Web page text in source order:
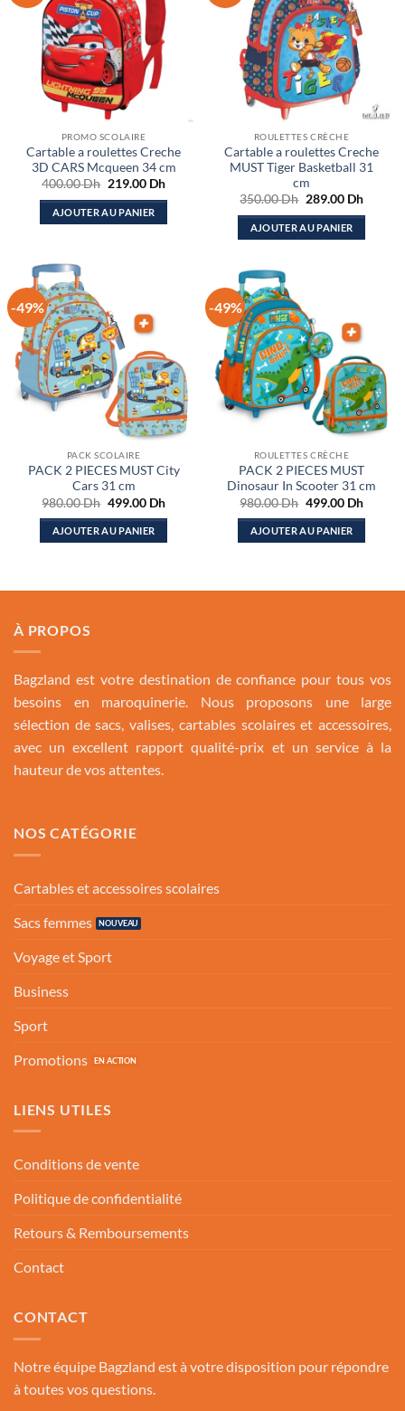
PROMO SCOLAIRE
Cartable a roulettes Creche
3D CARS Mcqueen 34 cm
400.00Dh Le
initial
était :
219.00 DhLe
actuel
AJOUTER AU PANIER
ROULETTES CRÈCHE
Cartable a roulettes Creche
MUST Tiger Basketball 31
cm
350.00Dh Le
initial
était :
289.00 DhLe
actuel
AJOUTER AU PANIER
-49%
PACK SCOLAIRE
PACK 2 PIECES MUST City
Cars 31 cm
980.00Dh Le
initial
était :
499.00 DhLe
actuel
AJOUTER AU PANIER
-49%
ROULETTES CRÈCHE
PACK 2 PIECES MUST
Dinosaur In Scooter 31 cm
980.00Dh Le
initial
était :
499.00 DhLe
actuel
AJOUTER AU PANIER
À PROPOS
Bagzland est votre destination de confiance pour tous vos
besoins en maroquinerie. Nous proposons une large
sélection de sacs, valises, cartables scolaires et accessoires,
avec un excellent rapport qualité-prix et un service à la
hauteur de vos attentes.
NOS CATÉGORIE
Cartables et accessoires scolaires
Sacs femmes
Voyage et Sport
Business
Sport
Promotions
LIENS UTILES
Conditions de vente
Politique de confidentialité
Retours & Remboursements
Contact
CONTACT
Notre équipe Bagzland est à votre disposition pour répondre
à toutes vos questions.